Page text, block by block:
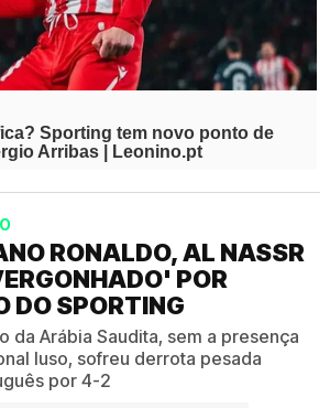
RONALDO, AL NASSR
POR
DO SPORTING
da Arábia Saudita, sem a presença
luso, sofreu derrota pesada
por 4-2